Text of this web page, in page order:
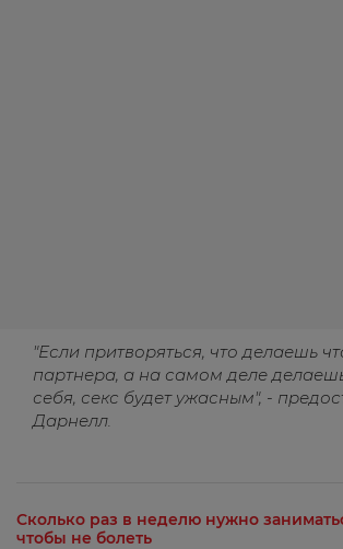
"Если притворяться, что делаешь
партнера, а на самом деле
себя, секс будет ужасным", -
Дарнелл.
Сколько раз в неделю нужно
чтобы не болеть